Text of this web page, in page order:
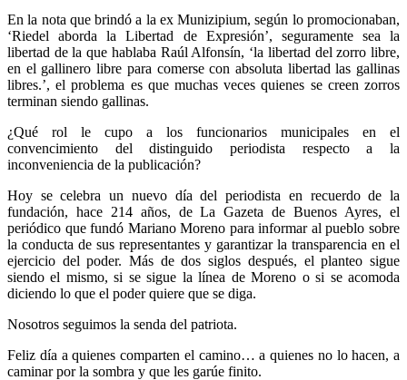
En la nota que brindó a la ex Munizipium, según lo promocionaban,
‘Riedel aborda la Libertad de Expresión’, seguramente sea la
libertad de la que hablaba Raúl Alfonsín, ‘la libertad del zorro libre,
en el gallinero libre para comerse con absoluta libertad las gallinas
libres.’, el problema es que muchas veces quienes se creen zorros
terminan siendo gallinas.
¿Qué rol le cupo a los funcionarios municipales en el
convencimiento del distinguido periodista respecto a la
inconveniencia de la publicación?
Hoy se celebra un nuevo día del periodista en recuerdo de la
fundación, hace 214 años, de La Gazeta de Buenos Ayres, el
periódico que fundó Mariano Moreno para informar al pueblo sobre
la conducta de sus representantes y garantizar la transparencia en el
ejercicio del poder. Más de dos siglos después, el planteo sigue
siendo el mismo, si se sigue la línea de Moreno o si se acomoda
diciendo lo que el poder quiere que se diga.
Nosotros seguimos la senda del patriota.
Feliz día a quienes comparten el camino… a quienes no lo hacen, a
caminar por la sombra y que les garúe finito.